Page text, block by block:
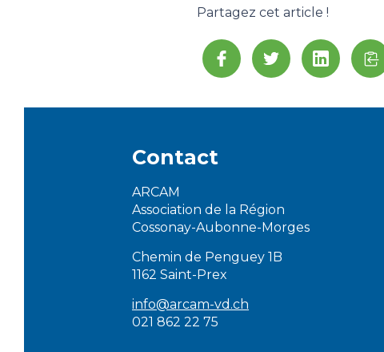
Partagez cet article !
Contact
ARCAM
Association de la Région
Cossonay-Aubonne-Morges
Chemin de Penguey 1B
1162 Saint-Prex
info@arcam-vd.ch
021 862 22 75